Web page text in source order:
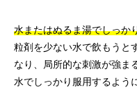
水またはぬるま湯でしっか
粒剤を少ない水で飲もうと
なり、局所的な刺激が強ま
水でしっかり服用するよう